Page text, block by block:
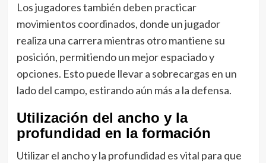
Los jugadores también deben practicar
movimientos coordinados, donde un jugador
realiza una carrera mientras otro mantiene su
posición, permitiendo un mejor espaciado y
opciones. Esto puede llevar a sobrecargas en un
lado del campo, estirando aún más a la defensa.
Utilización del ancho y la
profundidad en la formación
Utilizar el ancho y la profundidad es vital para que